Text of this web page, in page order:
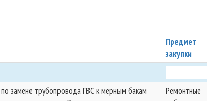
Предмет
закупки
замене трубопровода ГВС к мерным бакам
Ремонтные